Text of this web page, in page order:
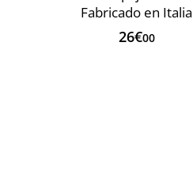
Fabricado en Italia
26€00